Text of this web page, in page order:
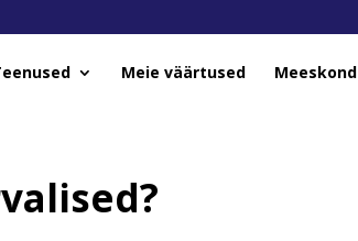
Meie väärtused Meeskond